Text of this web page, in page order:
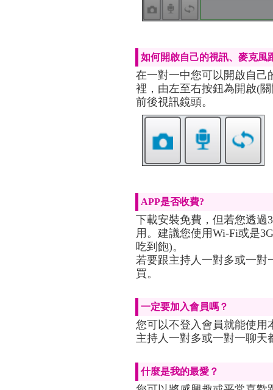
如何開啟自己的視訊、麥克風
在一對一中您可以開啟自己
裡，由左至右按鈕為開啟(
前後視訊鏡頭。
APP是否收費?
下載安裝免費，但若您透過
用。建議您使用Wi-Fi或是
吃到飽)。
若要跟主持人一對多或一對
買。
一定要加入會員嗎？
您可以不登入會員就能使用
主持人一對多或一對一聊天
什麼是我的最愛？